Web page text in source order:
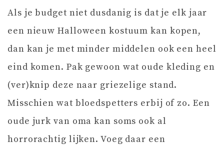
Als je budget niet dusdanig is dat je elk jaar
een nieuw Halloween kostuum kan kopen,
dan kan je met minder middelen ook een heel
eind komen. Pak gewoon wat oude kleding en
(ver)knip deze naar griezelige stand.
Misschien wat bloedspetters erbij of zo. Een
oude jurk van oma kan soms ook al
horrorachtig lijken. Voeg daar een